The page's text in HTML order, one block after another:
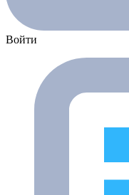
Войти